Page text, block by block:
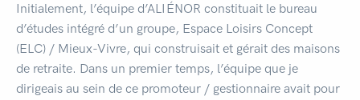
Initialement, l’équipe d’ALIÉNOR constituait le bureau
d’études intégré d’un groupe, Espace Loisirs Concept
(ELC) / Mieux-Vivre, qui construisait et gérait des maisons
de retraite. Dans un premier temps, l’équipe que je
dirigeais au sein de ce promoteur / gestionnaire avait pour